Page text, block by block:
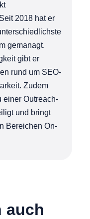
2018 hat er
gemanagt.
gibt er
rund um SEO-
Zudem
einer Outreach-
und bringt
Bereichen On-
auch